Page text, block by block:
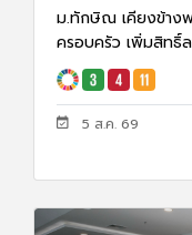
ม.ทักษิณ เคียงข้าง
ครอบครัว เพิ่มสิทธิ์
5 ส.ค. 69